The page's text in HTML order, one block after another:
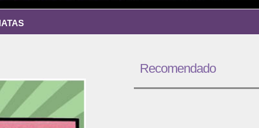
Recomendado